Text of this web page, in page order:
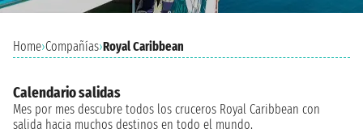
Home›Compañías›Royal Caribbean
Calendario salidas
Mes por mes descubre todos los cruceros Royal Caribbean con
salida hacia muchos destinos en todo el mundo.